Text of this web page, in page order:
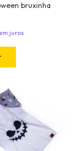
bruxinha
juros